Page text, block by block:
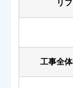
リ
工事全